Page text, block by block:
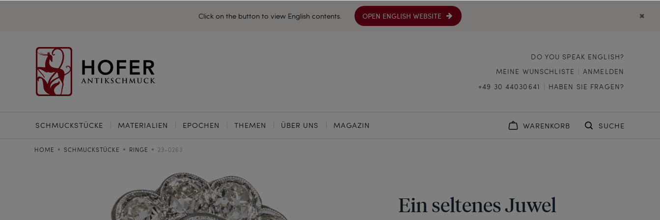
Click on the button to view English contents. OPEN ENGLISH WEBSITE
DO YOU SPEAK ENGLISH?
MEINE WUNSCHLISTE
ANMELDEN
+49 30 44030641
HABEN SIE FRAGEN?
SCHMUCKSTÜCKE MATERIALIEN EPOCHEN THEMEN ÜBER UNS MAGAZIN WARENKORB SUCHE
HOME SCHMUCKSTÜCKE RINGE 23-0263
Ein seltenes Juwel